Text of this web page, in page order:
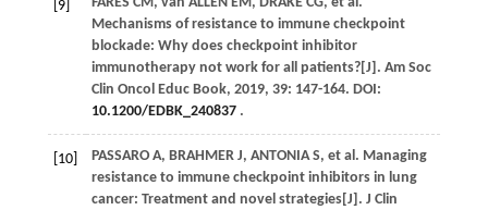
[9]
Mechanisms of resistance to immune checkpoint
blockade: Why does checkpoint inhibitor
immunotherapy not work for all patients?[J]. Am Soc
Clin Oncol Educ Book, 2019, 39: 147-164. DOI:
10.1200/EDBK_240837.
[10] PASSARO A, BRAHMER J, ANTONIA S, et al. Managing
resistance to immune checkpoint inhibitors in lung
cancer: Treatment and novel strategies[J]. J Clin